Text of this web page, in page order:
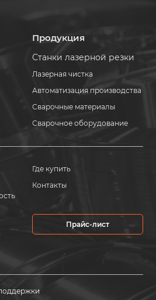
Продукция
Станки лазерной резки
Лазерная чистка
Автоматизация производства
Сварочные материалы
Сварочное оборудование
Где купить
Контакты
Прайс-лист